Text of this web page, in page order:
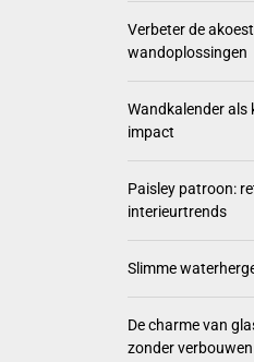
Verbeter de
wandoplossingen
Wandkalender als
impact
Paisley patroon:
interieurtrends
Slimme
De charme van
zonder verbouwen